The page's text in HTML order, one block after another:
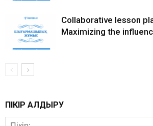
Collaborative lesson
Maximizing the
ПІКІР ҚАЛДЫРУ